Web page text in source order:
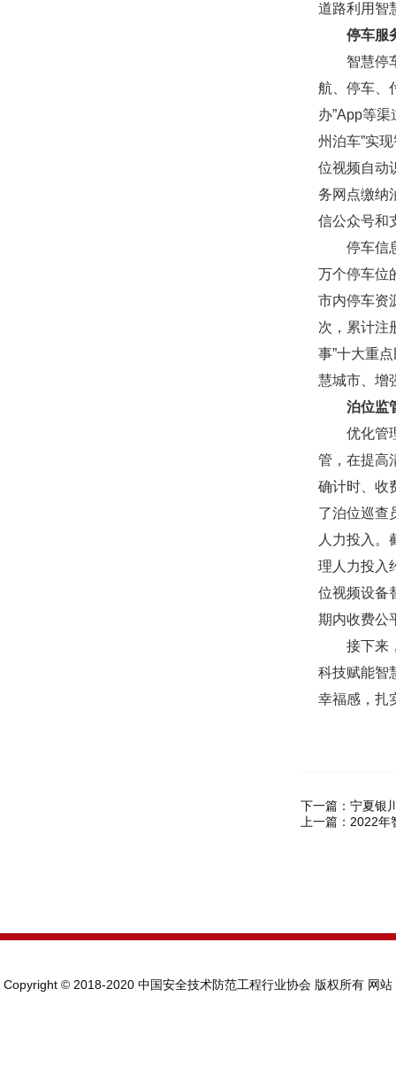
道路利用智
停车服
智慧停车
航、停车、
办”App等
州泊车”实
位视频自动
务网点缴纳
信公众号和
停车信息
万个停车位
市内停车资
次，累计注
事”十大重
慧城市、增
泊位监
优化管理
管，在提高
确计时、收
了泊位巡查
人力投入
理人力投入
位视频设备
期内收费公
接下来，
科技赋能智
幸福感，扎
下一篇： 宁夏银
上一篇： 2022年
Copyright © 2018-2020 中国安全技术防范工程行业协会 版权所有 网站